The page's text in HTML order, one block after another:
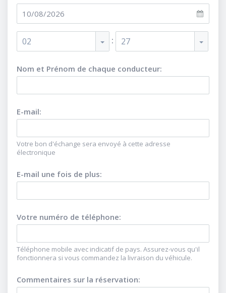
02 : 27
Nom et Prénom de chaque conducteur:
E-mail:
Votre bon d'échange sera envoyé à cette adresse
électronique
E-mail une fois de plus:
Votre numéro de téléphone:
Téléphone mobile avec indicatif de pays. Assurez-vous qu'il
fonctionnera si vous commandez la livraison du véhicule.
Commentaires sur la réservation: